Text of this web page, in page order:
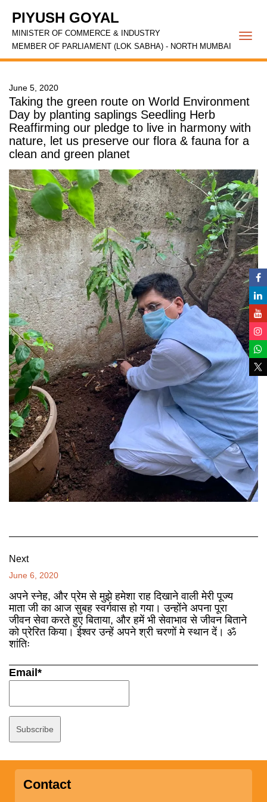
PIYUSH GOYAL
MINISTER OF COMMERCE & INDUSTRY
MEMBER OF PARLIAMENT (LOK SABHA) - NORTH MUMBAI
June 5, 2020
Taking the green route on World Environment
Day by planting saplings Seedling Herb
Reaffirming our pledge to live in harmony with
nature, let us preserve our flora & fauna for a
clean and green planet
Next
June 6, 2020
अपने स्नेह, और प्रेम से मुझे हमेशा राह दिखाने वाली मेरी पूज्य
माता जी का आज सुबह स्वर्गवास हो गया। उन्होंने अपना पूरा
जीवन सेवा करते हुए बिताया, और हमें भी सेवाभाव से जीवन बिताने
को प्रेरित किया। ईश्वर उन्हें अपने श्री चरणों मे स्थान दें। ॐ
शांतिः
Email*
Contact